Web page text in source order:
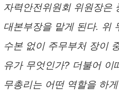
자력안전위원회 위원장은
대본부장을 맡게 된다. 위
수본 없이 주무부처 장이
유가 무엇인가? 더불어 이
무총리는 어떤 역할을 하